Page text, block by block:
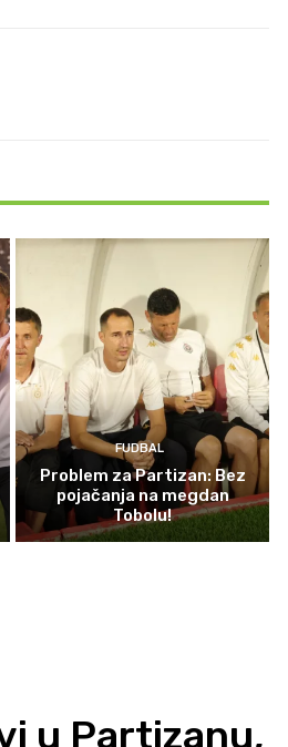
FUDBAL
Problem za Partizan: Bez
pojačanja na megdan
Tobolu!